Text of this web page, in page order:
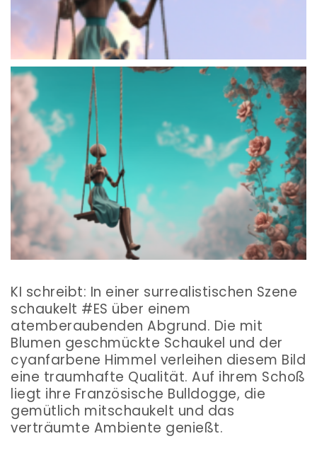
KI schreibt: In einer surrealistischen Szene
schaukelt #ES über einem
atemberaubenden Abgrund. Die mit
Blumen geschmückte Schaukel und der
cyanfarbene Himmel verleihen diesem Bild
eine traumhafte Qualität. Auf ihrem Schoß
liegt ihre Französische Bulldogge, die
gemütlich mitschaukelt und das
verträumte Ambiente genießt.